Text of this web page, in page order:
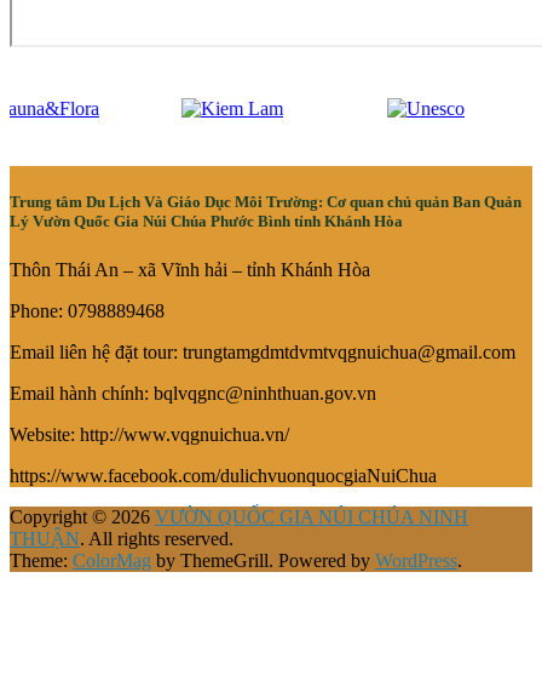
Trung tâm Du Lịch Và Giáo Dục Môi Trường: Cơ quan chủ quản Ban Quản
Lý Vườn Quốc Gia Núi Chúa Phước Bình tỉnh Khánh Hòa
Thôn Thái An – xã Vĩnh hải – tỉnh Khánh Hòa
Phone: 0798889468
Email liên hệ đặt tour: trungtamgdmtdvmtvqgnuichua@gmail.com
Email hành chính: bqlvqgnc@ninhthuan.gov.vn
Website: http://www.vqgnuichua.vn/
https://www.facebook.com/dulichvuonquocgiaNuiChua
Copyright © 2026 VƯỜN QUỐC GIA NÚI CHÚA NINH
THUẬN. All rights reserved.
Theme: ColorMag by ThemeGrill. Powered by WordPress.